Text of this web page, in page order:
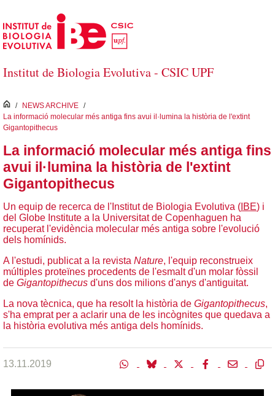
Salta al contingut principal
Institut de Biologia Evolutiva - CSIC UPF
inici
/ NEWS ARCHIVE /
La informació molecular més antiga fins avui il·lumina la història de l'extint
Gigantopithecus
La informació molecular més antiga fins
avui il·lumina la història de l'extint
Gigantopithecus
Un equip de recerca de l'Institut de Biologia Evolutiva ( IBE) i
del Globe Institute a la Universitat de Copenhaguen ha
recuperat l'evidència molecular més antiga sobre l'evolució
dels homínids.
A l'estudi, publicat a la revista Nature, l'equip reconstrueix
múltiples proteïnes procedents de l'esmalt d'un molar fòssil
de Gigantopithecus d'uns dos milions d'anys d'antiguitat.
La nova tècnica, que ha resolt la història de Gigantopithecus,
s'ha emprat per a aclarir una de les incògnites que quedava a
la història evolutiva més antiga dels homínids.
13.11.2019